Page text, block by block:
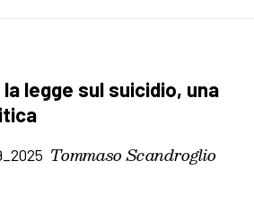
legge sul suicidio, una
Tommaso Scandroglio